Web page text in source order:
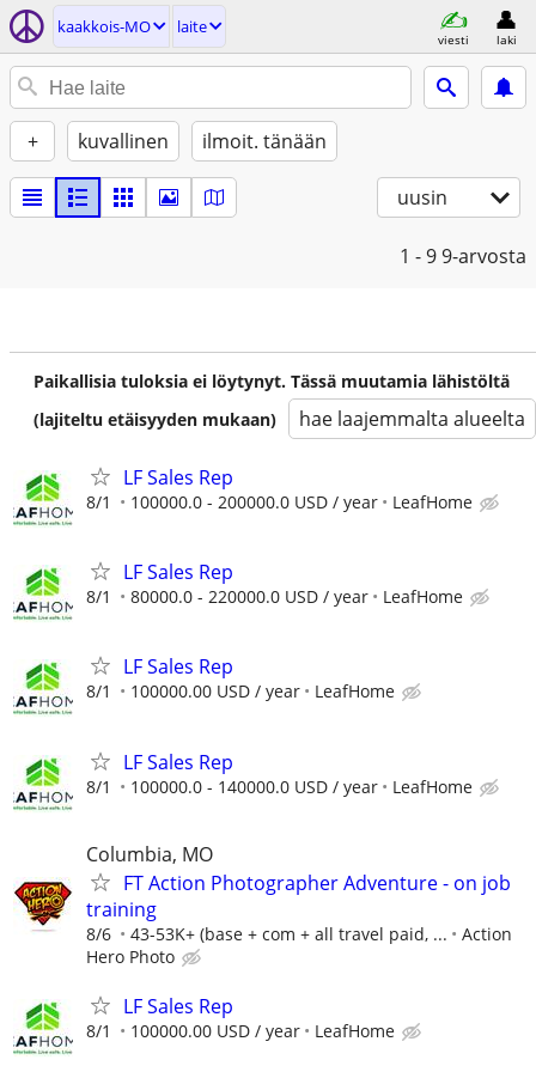
kaakkois-MO laite
viesti laki
+ kuvallinen ilmoit. tänään
uusin
1 - 99-arvosta
Paikallisia tuloksia ei löytynyt. Tässä muutamia lähistöltä
(lajiteltu etäisyyden mukaan)
hae laajemmalta alueelta
LF Sales Rep
8/1 100000.0 - 200000.0 USD / year LeafHome
LF Sales Rep
8/1 80000.0 - 220000.0 USD / year LeafHome
LF Sales Rep
8/1 100000.00 USD / year LeafHome
LF Sales Rep
8/1 100000.0 - 140000.0 USD / year LeafHome
Columbia, MO
FT Action Photographer Adventure - on job
training
8/6 43-53K+ (base + com + all travel paid, ...
Action
Hero Photo
LF Sales Rep
8/1 100000.00 USD / year LeafHome